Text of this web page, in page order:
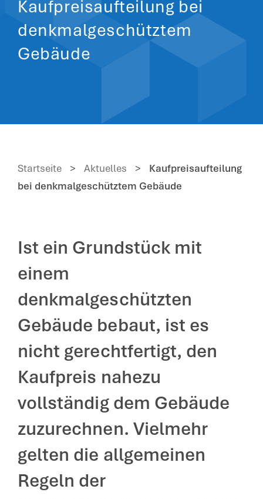
Kaufpreisaufteilung bei
denkmalgeschütztem
Gebäude
Startseite > Aktuelles >
Kaufpreisaufteilung
bei denkmalgeschütztem Gebäude
Ist ein Grundstück mit
einem
denkmalgeschützten
Gebäude bebaut, ist es
nicht gerechtfertigt, den
Kaufpreis nahezu
vollständig dem Gebäude
zuzurechnen. Vielmehr
gelten die allgemeinen
Regeln der